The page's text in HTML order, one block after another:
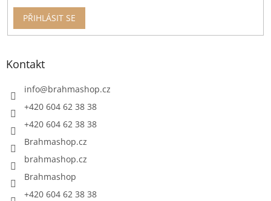
PŘIHLÁSIT SE
Kontakt
info@brahmashop.cz
+420 604 62 38 38
+420 604 62 38 38
Brahmashop.cz
brahmashop.cz
Brahmashop
+420 604 62 38 38